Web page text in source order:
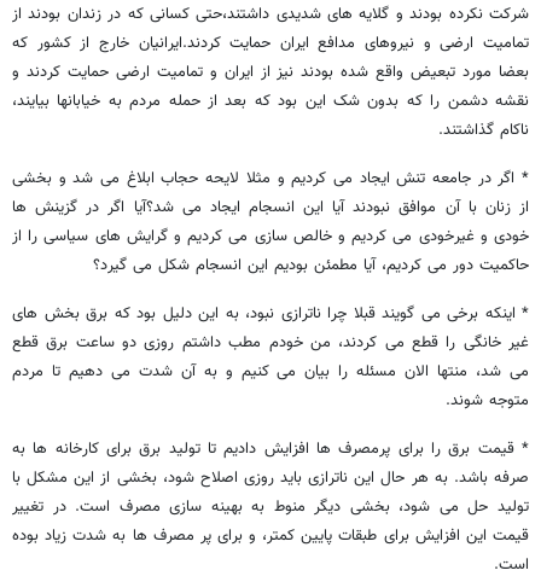
شرکت نکرده بودند و گلایه های شدیدی داشتند،حتی کسانی که در زندان بودند از
تمامیت ارضی و نیروهای مدافع ایران حمایت کردند.ایرانیان خارج از کشور که
بعضا مورد تبعیض واقع شده بودند نیز از ایران و تمامیت ارضی حمایت کردند و
نقشه دشمن را که بدون شک این بود که بعد از حمله مردم به خیابانها بیایند،
ناکام گذاشتند.
* اگر در جامعه تنش ایجاد می کردیم و مثلا لایحه حجاب ابلاغ می شد و بخشی
از زنان با آن موافق نبودند آیا این انسجام ایجاد می شد؟آیا اگر در گزینش ها
خودی و غیرخودی می کردیم و خالص سازی می کردیم و گرایش های سیاسی را از
حاکمیت دور می کردیم، آیا مطمئن بودیم این انسجام شکل می گیرد؟
* اینکه برخی می گویند قبلا چرا ناترازی نبود، به این دلیل بود که برق بخش های
غیر خانگی را قطع می کردند، من خودم مطب داشتم روزی دو ساعت برق قطع
می شد، منتها الان مسئله را بیان می کنیم و به آن شدت می دهیم تا مردم
متوجه شوند.
* قیمت برق را برای پرمصرف ها افزایش دادیم تا تولید برق برای کارخانه ها به
صرفه باشد. به هر حال این ناترازی باید روزی اصلاح شود، بخشی از این مشکل با
تولید حل می شود، بخشی دیگر منوط به بهینه سازی مصرف است. در تغییر
قیمت این افزایش برای طبقات پایین کمتر، و برای پر مصرف ها به شدت زیاد بوده
است.